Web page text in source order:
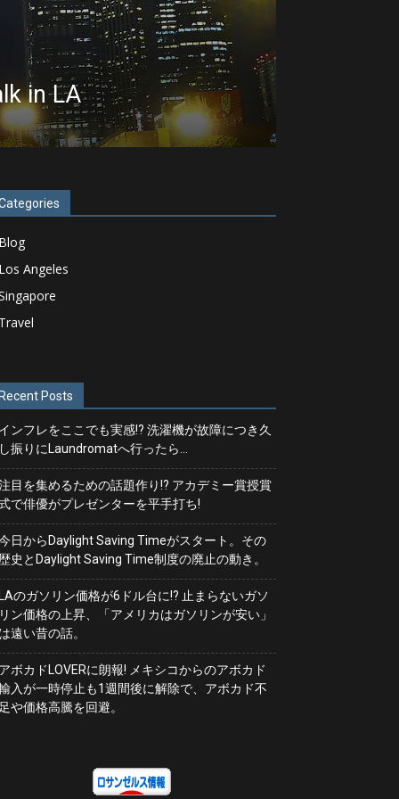
in LA
Angeles
Posts
ンフレをここでも実感!? 洗濯機が故障につき久
振りにLaundromatへ行ったら…
目を集めるための話題作り!? アカデミー賞授賞
で俳優がプレゼンターを平手打ち!
日からDaylight Saving Timeがスタート。その
史とDaylight Saving Time制度の廃止の動き。
のガソリン価格が6ドル台に!? 止まらないガソ
ン価格の上昇、「アメリカはガソリンが安い」
遠い昔の話。
ボカドLOVERに朗報! メキシコからのアボカド
入が一時停止も1週間後に解除で、アボカド不
や価格高騰を回避。